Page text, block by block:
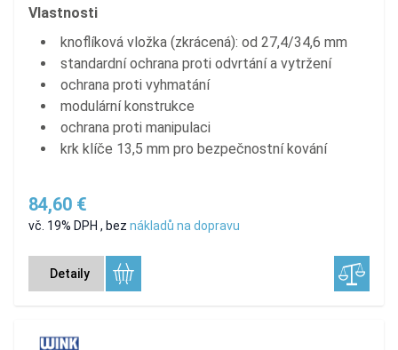
Vlastnosti
knoflíková vložka (zkrácená): od 27,4/34,6 mm
standardní ochrana proti odvrtání a vytržení
ochrana proti vyhmatání
modulární konstrukce
ochrana proti manipulaci
krk klíče 13,5 mm pro bezpečnostní kování
84,60 €
vč. 19% DPH , bez nákladů na dopravu
Detaily